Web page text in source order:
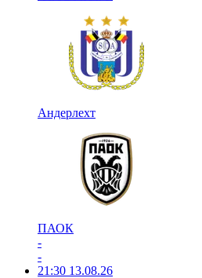
Андерлехт
ПАОК
-
-
21:30 13.08.26